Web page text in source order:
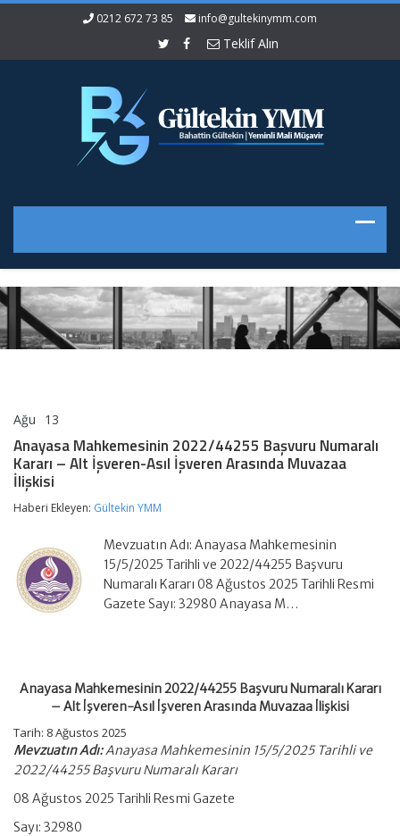
0212 672 73 85 info@gultekinymm.com
Teklif Alın
Ağu 13
2022/44255
Başvuru
–
İşveren-
İşveren
Arasında
Muvazaa
Anayasa Mahkemesinin 2022/44255 Başvuru Numaralı
Kararı – Alt İşveren-Asıl İşveren Arasında Muvazaa
İlişkisi
Haberi Ekleyen: Gültekin YMM
Mevzuatın Adı: Anayasa Mahkemesinin
15/5/2025 Tarihli ve 2022/44255 Başvuru
Numaralı Kararı 08 Ağustos 2025 Tarihli Resmi
Gazete Sayı: 32980 Anayasa M…
Anayasa Mahkemesinin 2022/44255 Başvuru Numaralı Kararı
– Alt İşveren-Asıl İşveren Arasında Muvazaa İlişkisi
Tarih: 8 Ağustos 2025
Mevzuatın Adı:Anayasa Mahkemesinin 15/5/2025 Tarihli ve
2022/44255 Başvuru Numaralı Kararı
08 Ağustos 2025 Tarihli Resmi Gazete
Sayı: 32980